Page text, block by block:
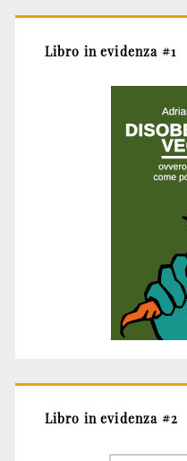
Libro in evidenza #1
Libro in evidenza #2